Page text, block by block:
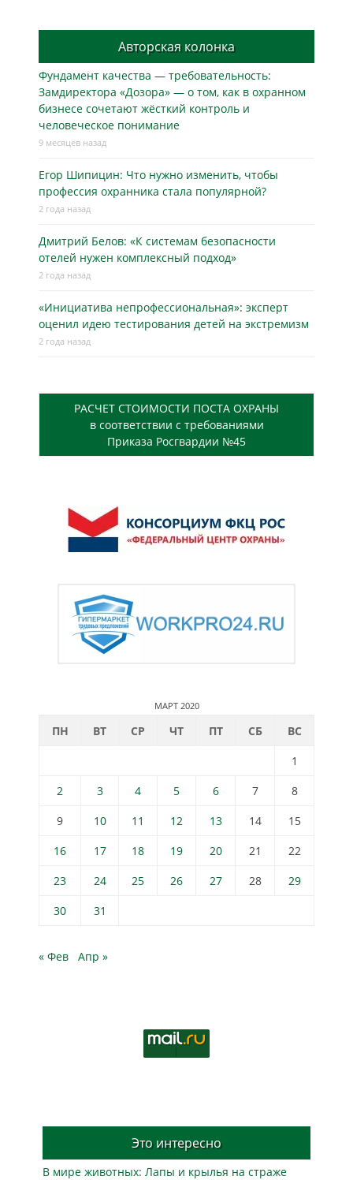
Авторская колонка
Фундамент качества — требовательность:
Замдиректора «Дозора» — о том, как в охранном
бизнесe сочетают жёсткий контроль и
человеческое понимание
9 месяцев назад
Егор Шипицин: Что нужно изменить, чтобы
профессия охранника стала популярной?
2 года назад
Дмитрий Белов: «К системам безопасности
отелей нужен комплексный подход»
2 года назад
«Инициатива непрофессиональная»: эксперт
оценил идею тестирования детей на экстремизм
2 года назад
РАСЧЕТ СТОИМОСТИ ПОСТА ОХРАНЫ
в соответствии с требованиями
Приказа Росгвардии №45
МАРТ 2020
ПН ВТ СР ЧТ ПТ СБ
ВС
1
2
3 4 5 6 7
8
9
10 11 12 13 14
15
16
17 18 19 20 21
22
23
24 25 26 27 28
29
30
31
« Фев Апр »
Это интересно
В мире животных: Лапы и крылья на страже